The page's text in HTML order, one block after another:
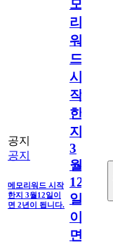
공지
공지
메모리워드 시작
한지 3월12일이
면 2년이 됩니다.
모
리
워
드
시
작
한
지
3
월
12
일
이
면